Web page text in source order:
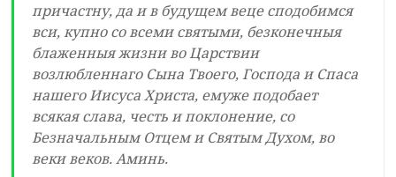
причастну, да и в будущем веце сподобимся
вси, купно со всеми святыми, безконечныя
блаженныя жизни во Царствии
возлюбленнаго Сына Твоего, Господа и Спаса
нашего Иисуса Христа, емуже подобает
всякая слава, честь и поклонение, со
Безначальным Отцем и Святым Духом, во
веки веков. Аминь.